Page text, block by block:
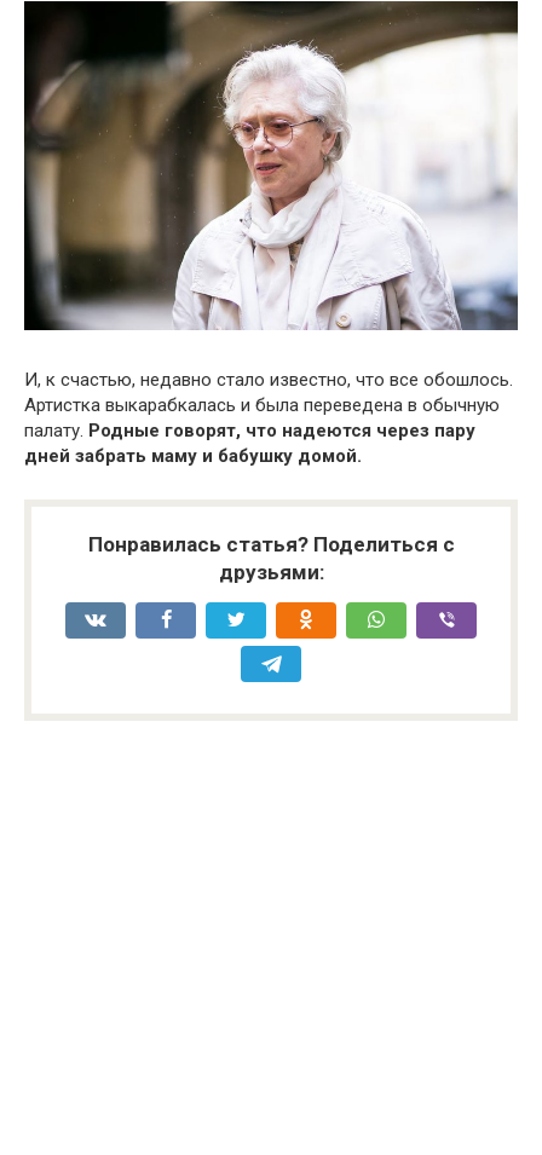
И, к счастью, недавно стало известно, что все обошлось.
Артистка выкарабкалась и была переведена в обычную
палату. Родные говорят, что надеются через пару
дней забрать маму и бабушку домой.
Понравилась статья? Поделиться с
друзьями: